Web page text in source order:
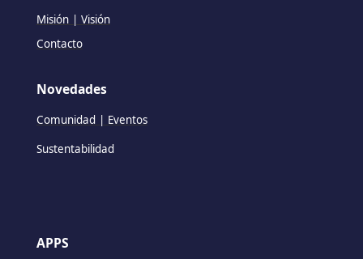
Misión | Visión
Contacto
Novedades
Comunidad | Eventos
Sustentabilidad
APPS